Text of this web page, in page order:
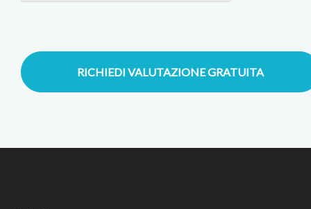
RICHIEDI VALUTAZIONE GRATUITA